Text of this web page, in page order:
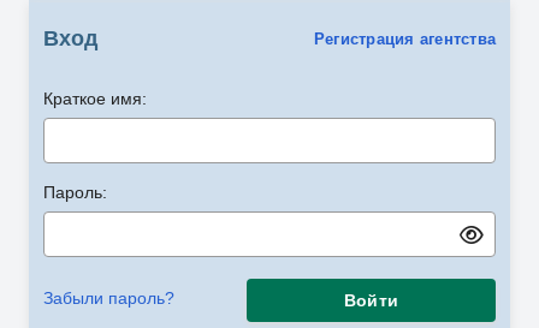
Вход Регистрация агентства
Краткое имя:
Пароль:
Забыли пароль? Войти